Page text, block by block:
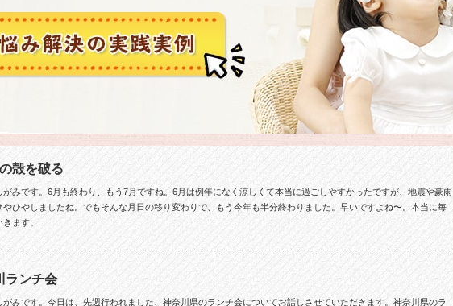
殻を破る
がみです。6月も終わり、もう7月ですね。6月は例年になく涼しくて本当に過ごしやすかったですが、地震や豪雨
ひやしましたね。でもそんな月日の移り変わりで、もう今年も半分終わりました。早いですよね〜。本当に毎
ます。
ランチ会
がみです。今日は、先週行われました、神奈川県のランチ会についてお話しさせていただきます。神奈川県のラ